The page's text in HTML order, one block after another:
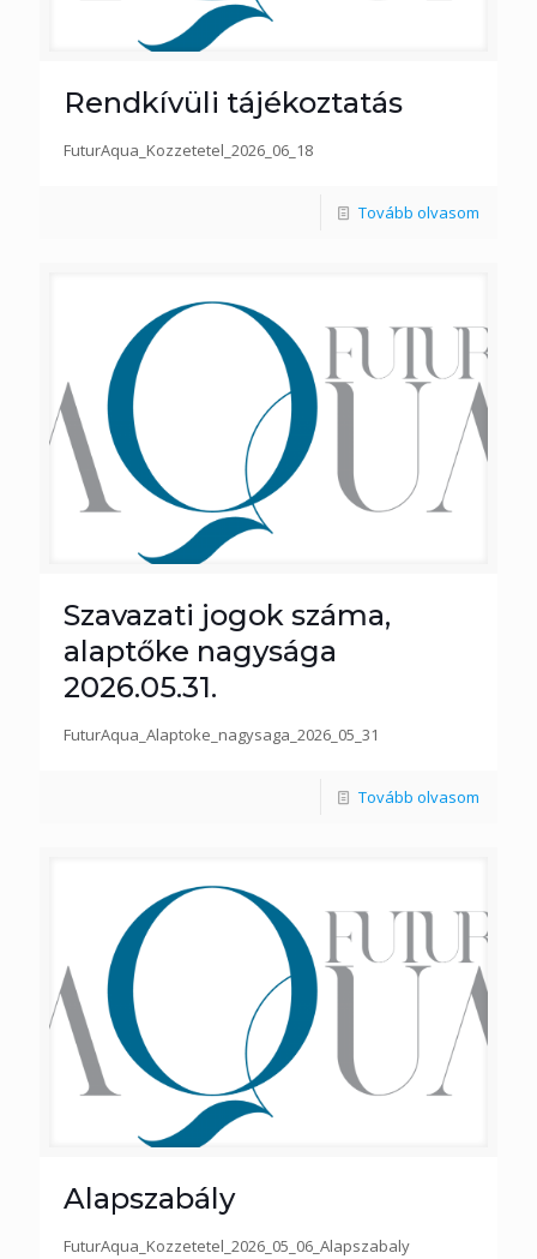
Rendkívüli tájékoztatás
FuturAqua_Kozzetetel_2026_06_18
Tovább olvasom
Szavazati jogok száma,
alaptőke nagysága
2026.05.31.
FuturAqua_Alaptoke_nagysaga_2026_05_31
Tovább olvasom
Alapszabály
FuturAqua_Kozzetetel_2026_05_06_Alapszabaly